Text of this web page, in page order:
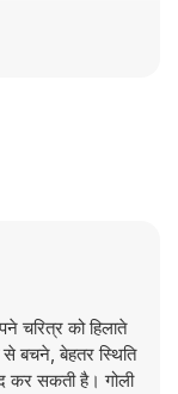
को हिलाते
बचने, बेहतर स्थिति
कर सकती है। गोली